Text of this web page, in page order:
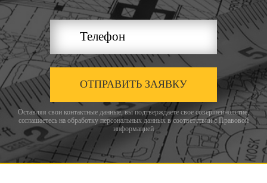
ОТПРАВИТЬ ЗАЯВКУ
Оставляя свои контактные данные, вы подтверждаете свое совершеннолетие,
соглашаетесь на обработку персональных данных в соответствии сПравовой
информацией